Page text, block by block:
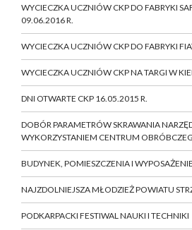
WYCIECZKA UCZNIÓW CKP DO FABRYKI
09.06.2016 R.
WYCIECZKA UCZNIÓW CKP DO FABRYKI
WYCIECZKA UCZNIÓW CKP NA TARGI W
DNI OTWARTE CKP 16.05.2015 R.
DOBÓR PARAMETRÓW SKRAWANIA
WYKORZYSTANIEM CENTRUM
BUDYNEK, POMIESZCZENIA I
NAJZDOLNIEJSZA MŁODZIEŻ POWIATU
PODKARPACKI FESTIWAL NAUKI I TECHNIKI